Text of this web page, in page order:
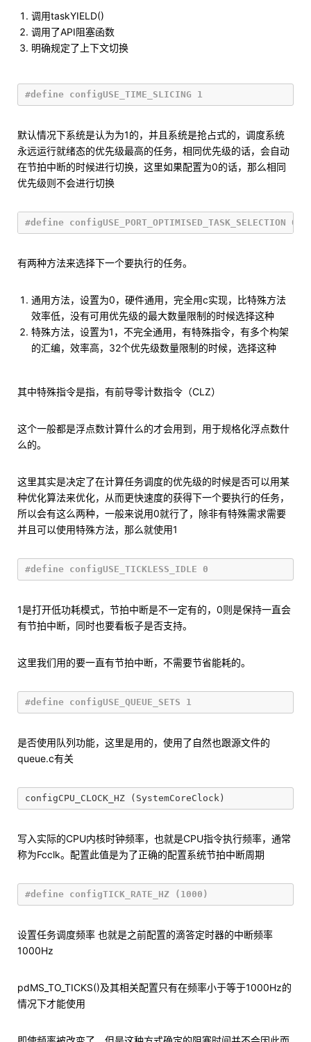
调用taskYIELD()
调用了API阻塞函数
明确规定了上下文切换
默认情况下系统是认为为1的，并且系统是抢占式的，调度系统
永远运行就绪态的优先级最高的任务，相同优先级的话，会自动
在节拍中断的时候进行切换，这里如果配置为0的话，那么相同
优先级则不会进行切换
有两种方法来选择下一个要执行的任务。
通用方法，设置为0，硬件通用，完全用c实现，比特殊方法
效率低，没有可用优先级的最大数量限制的时候选择这种
特殊方法，设置为1，不完全通用，有特殊指令，有多个构架
的汇编，效率高，32个优先级数量限制的时候，选择这种
其中特殊指令是指，有前导零计数指令（CLZ）
这个一般都是浮点数计算什么的才会用到，用于规格化浮点数什
么的。
这里其实是决定了在计算任务调度的优先级的时候是否可以用某
种优化算法来优化，从而更快速度的获得下一个要执行的任务，
所以会有这么两种，一般来说用0就行了，除非有特殊需求需要
并且可以使用特殊方法，那么就使用1
1是打开低功耗模式，节拍中断是不一定有的，0则是保持一直会
有节拍中断，同时也要看板子是否支持。
这里我们用的要一直有节拍中断，不需要节省能耗的。
是否使用队列功能，这里是用的，使用了自然也跟源文件的
queue.c有关
configCPU_CLOCK_HZ ( SystemCoreClock )
写入实际的CPU内核时钟频率，也就是CPU指令执行频率，通常
称为Fcclk。配置此值是为了正确的配置系统节拍中断周期
设置任务调度频率 也就是之前配置的滴答定时器的中断频率
1000Hz
pdMS_TO_TICKS()及其相关配置只有在频率小于等于1000Hz的
情况下才能使用